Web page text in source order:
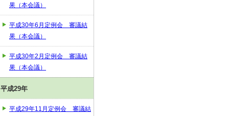
果（本会議）
平成30年6月定例会 審議結
果（本会議）
平成30年2月定例会 審議結
果（本会議）
平成29年
平成29年11月定例会 審議結